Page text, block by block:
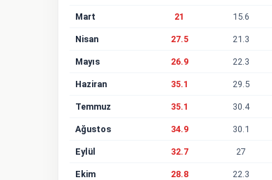
Mart 21 15.6
Nisan 27.5 21.3
Mayıs 26.9 22.3
Haziran 35.1 29.5
Temmuz 35.1 30.4
Ağustos 34.9 30.1
Eylül 32.7 27
Ekim 28.8 22.3